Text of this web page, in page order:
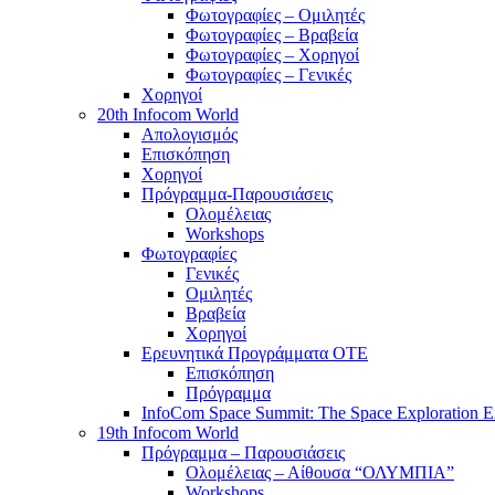
Φωτογραφίες – Ομιλητές
Φωτογραφίες – Βραβεία
Φωτογραφίες – Χορηγοί
Φωτογραφίες – Γενικές
Χορηγοί
20th Infocom World
Απολογισμός
Επισκόπηση
Χορηγοί
Πρόγραμμα-Παρουσιάσεις
Ολομέλειας
Workshops
Φωτογραφίες
Γενικές
Ομιλητές
Βραβεία
Χορηγοί
Ερευνητικά Προγράμματα ΟΤΕ
Επισκόπηση
Πρόγραμμα
InfoCom Space Summit: The Space Exploration
19th Infocom World
Πρόγραμμα – Παρουσιάσεις
Ολομέλειας – Αίθουσα “ΟΛΥΜΠΙΑ”